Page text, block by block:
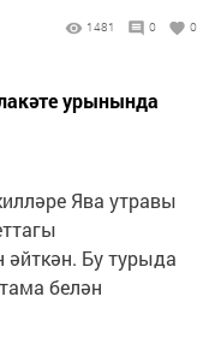
1481 0 0
урынында
Ява утравы
Бу турыда
белән